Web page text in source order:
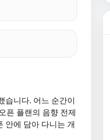
습니다. 어느 순간이
픈 플랜의 음향 전제
안에 담아 다니는 개